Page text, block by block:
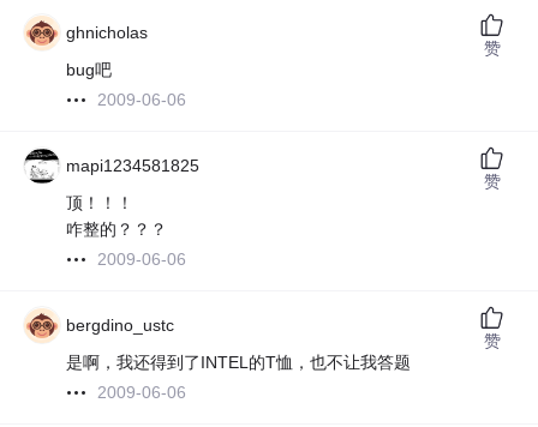
ghnicholas
bug吧
2009-06-06
赞
mapi1234581825
顶！！！
咋整的？？？
2009-06-06
赞
bergdino_ustc
是啊，我还得到了INTEL的T恤，也不让我答题
2009-06-06
赞